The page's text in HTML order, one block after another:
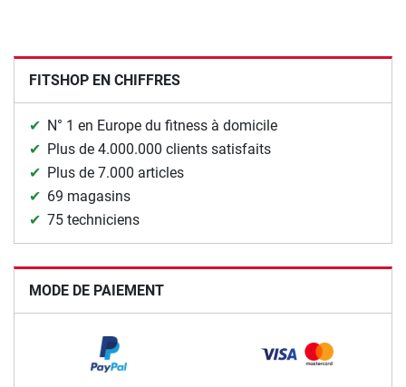
FITSHOP EN CHIFFRES
N° 1 en Europe du fitness à domicile
Plus de 4.000.000 clients satisfaits
Plus de 7.000 articles
69 magasins
75 techniciens
MODE DE PAIEMENT